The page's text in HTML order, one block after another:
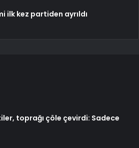
ilk kez partiden ayrıldı
toprağı çöle çevirdi: Sadece